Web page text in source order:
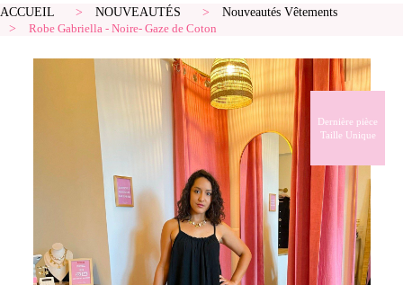
ACCUEIL NOUVEAUTÉS
Nouveautés Vêtements
Robe Gabriella - Noire- Gaze de Coton
Dernière pièce
Taille Unique